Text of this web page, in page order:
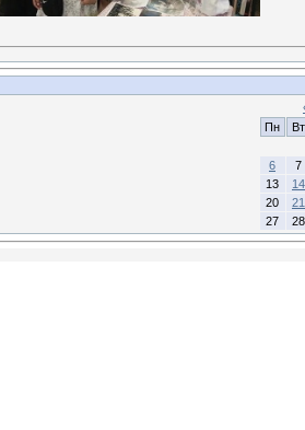
Пн
Вт
6
7
13
14
20
21
27
28